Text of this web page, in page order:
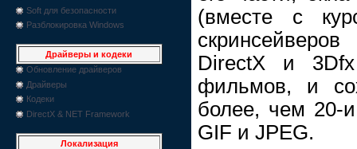
Soft для безопасности
Разблокировка Windows
Драйверы и кодеки
Обновление драйверов
Драйверы
Кодеки
DirectX & NET Framework
Локализация
(вместе с
DirectX и
фильмов, и
более, чем 20-
GIF и JPEG.